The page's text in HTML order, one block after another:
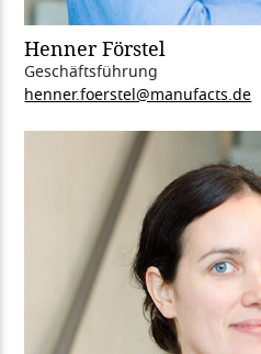
Henner Förstel
Geschäftsführung
henner.foerstel@manufacts.de